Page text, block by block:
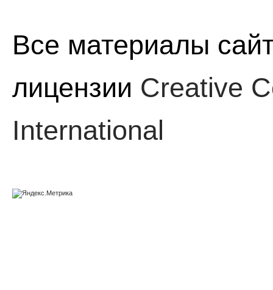
Все материалы
лицензии Creative
International